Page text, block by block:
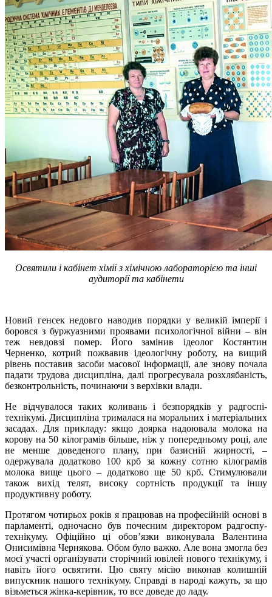
Освятили і кабінет хімії з хімічною лабораторією та інші
аудиторії та кабінети
Новий генсек недовго наводив порядки у великій імперії і
боровся з буржуазними проявами психологічної війни – він
теж невдовзі помер. Його замінив ідеолог Костянтин
Черненко, котрий пожвавив ідеологічну роботу, на вищий
рівень поставив засоби масової інформації, але знову почала
падати трудова дисципліна, далі прогресувала розхлябаність,
безконтрольність, починаючи з верхівки влади.
Не відчувалося таких коливань і безпорядків у радгоспі-
технікумі. Дисципліна трималася на моральних і матеріальних
засадах. Для прикладу: якщо доярка надоювала молока на
корову на 50 кілограмів більше, ніж у попередньому році, але
не менше доведеного плану, при базисній жирності, –
одержувала додатково 100 крб за кожну сотню кілограмів
молока вище цього – додатково ще 50 крб. Стимулювали
також вихід телят, високу сортність продукції та іншу
продуктивну роботу.
Протягом чотирьох років я працював на професійній основі в
парламенті, одночасно був почесним директором радгоспу-
технікуму. Офіційно ці обов’язки виконувала Валентина
Онисимівна Чернякова. Обом було важко. Але вона змогла без
моєї участі організувати сторічний ювілей нового технікуму, і
навіть його освятити. Цю святу місію виконав колишній
випускник нашого технікуму. Справді в народі кажуть, за що
візьметься жінка-керівник, то все доведе до ладу.